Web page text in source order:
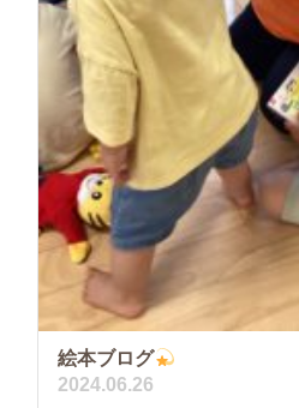
絵本ブログ
2024.06.26